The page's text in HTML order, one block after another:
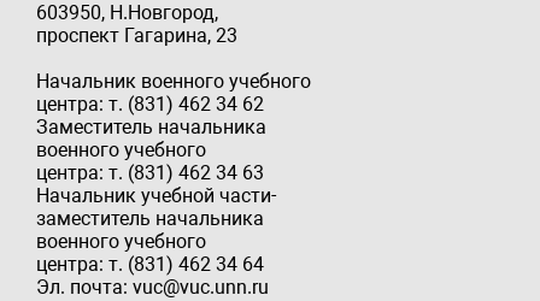
603950, Н.Новгород,
проспект Гагарина, 23
Начальник военного учебного
центра: т. (831) 462 34 62
Заместитель начальника
военного учебного
центра: т. (831) 462 34 63
Начальник учебной части-
заместитель начальника
военного учебного
центра: т. (831) 462 34 64
Эл. почта: vuc@vuc.unn.ru